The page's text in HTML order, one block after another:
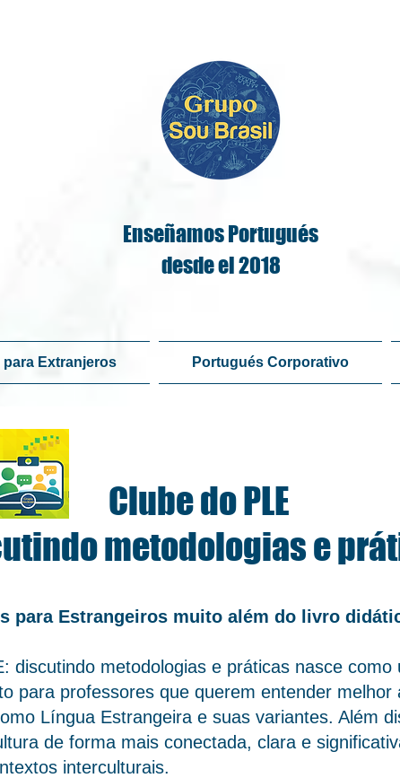
Enseñamos Portugués
desde el 2018
para Extranjeros Portugués Corporativo
Clube do PLE
metodologias e
para Estrangeiros muito além do livro
metodologias e práticas nasce como
para professores que querem entender melhor
Língua Estrangeira e suas variantes. Além
de forma mais conectada, clara e
interculturais.